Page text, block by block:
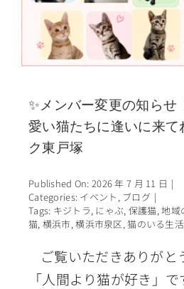
✨メンバー変更の知ら
愛い猫たちに逢いに来て
ク東戸塚
Published On: 2026 年 7 月 11 日 |
Categories: イベント , ブログ |
Tags: キジトラ, にゃぶ, 保護猫,地域
猫, 横浜市,横浜市泉区,猫のいる生活
ご覧いただきありがと
「人間より猫が好き」で